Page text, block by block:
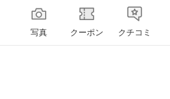
写真 クーポン クチコミ